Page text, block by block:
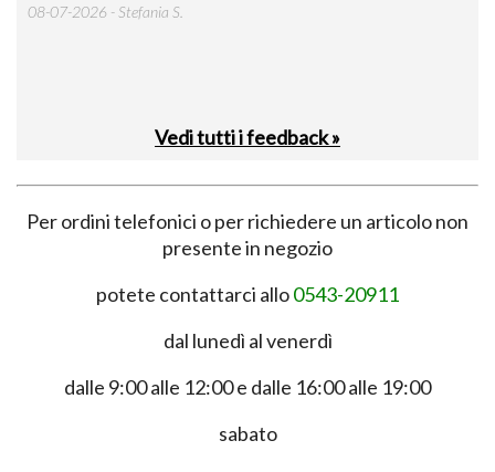
08-07-2026 - Stefania S.
Vedi tutti i feedback »
Per ordini telefonici o per richiedere un articolo non
presente in negozio
potete contattarci allo0543-20911
dal lunedì al venerdì
dalle 9:00 alle 12:00 e dalle 16:00 alle 19:00
sabato